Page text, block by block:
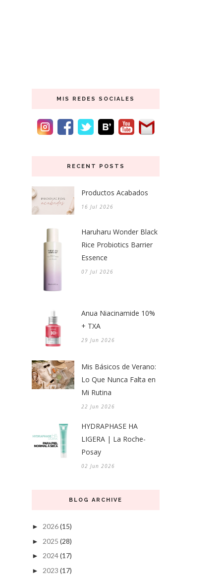
MIS REDES SOCIALES
RECENT POSTS
Productos Acabados
16 Jul 2026
Haruharu Wonder Black
Rice Probiotics Barrier
Essence
07 Jul 2026
Anua Niacinamide 10%
+ TXA
29 Jun 2026
Mis Básicos de Verano:
Lo Que Nunca Falta en
Mi Rutina
22 Jun 2026
HYDRAPHASE HA
LIGERA | La Roche-
Posay
02 Jun 2026
BLOG ARCHIVE
► 2026(15)
► 2025 (28)
► 2024(17)
► 2023 (17)